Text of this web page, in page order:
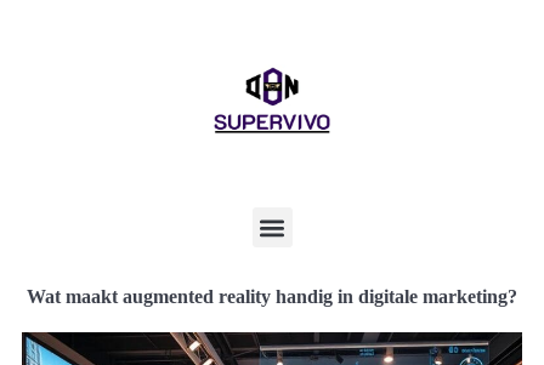
Wat maakt augmented reality handig in digitale marketing?